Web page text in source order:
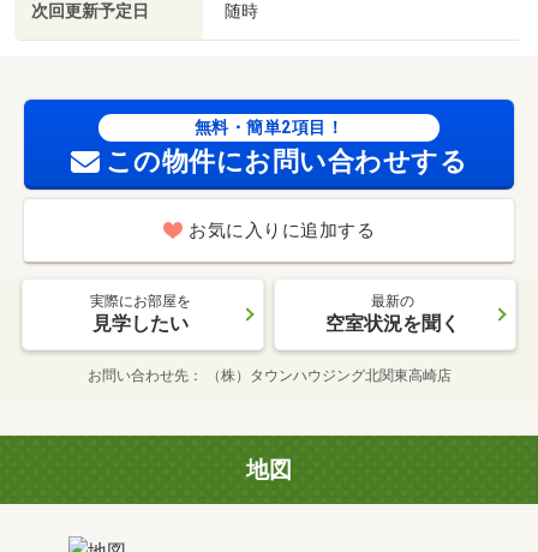
次回更新予定日 随時
無料・簡単2項目！
この物件にお問い合わせする
お気に入りに追加する
実際にお部屋を
見学したい
最新の
空室状況を聞く
お問い合わせ先 （株）タウンハウジング北関東高崎店
地図